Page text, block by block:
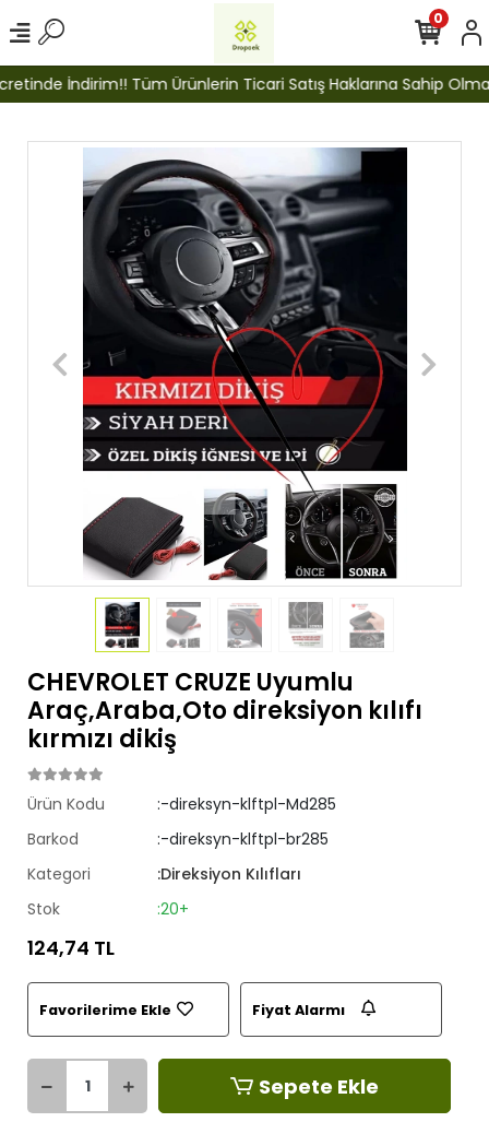
İndirim!! Tüm Ürünlerin Ticari Satış Haklarına Sahip
0
CHEVROLET CRUZE Uyumlu
Araç,Araba,Oto direksiyon kılıfı
kırmızı dikiş
Ürün Kodu
:-direksyn-klftpl-Md285
Barkod
:-direksyn-klftpl-br285
Kategori
:Direksiyon Kılıfları
Stok
:20+
124,74 TL
Favorilerime Ekle Fiyat Alarmı
Sepete Ekle